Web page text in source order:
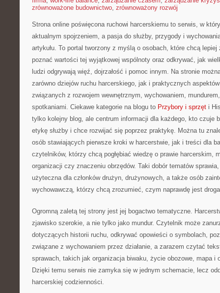
zrównoważone budownictwo, zrównoważony rozwój
Strona online poświęcona ruchowi harcerskiemu to serwis, w
aktualnym spojrzeniem, a pasja do służby, przygody i
artykułu. To portal tworzony z myślą o osobach, które chcą
poznać wartości tej wyjątkowej wspólnoty oraz odkrywać, jak
ludzi odgrywają więź, dojrzałość i pomoc innym. Na stronie
zarówno dziejów ruchu harcerskiego, jak i praktycznych
związanych z rozwojem wewnętrznym, wychowaniem,
spotkaniami. Ciekawe kategorie na blogu to Przybory i sprzęt i
tylko kolejny blog, ale centrum informacji dla każdego, kto czuje
etykę służby i chce rozwijać się poprzez praktykę. Można tu
osób stawiających pierwsze kroki w harcerstwie, jak i treści dla
czytelników, którzy chcą pogłębiać wiedzę o prawie harcerskim,
organizacji czy znaczeniu obrzędów. Taki dobór tematów
użyteczna dla członków drużyn, drużynowych, a także osób
wychowawczą, którzy chcą zrozumieć, czym naprawdę jest
Ogromną zaletą tej strony jest jej bogactwo tematyczne.
zjawisko szerokie, a nie tylko jako mundur. Czytelnik może
dotyczących historii ruchu, odkrywać opowieści o symbolach,
związane z wychowaniem przez działanie, a zarazem czytać
sprawach, takich jak organizacja biwaku, życie obozowe, mapa i
Dzięki temu serwis nie zamyka się w jednym schemacie, lecz
harcerskiej codzienności.